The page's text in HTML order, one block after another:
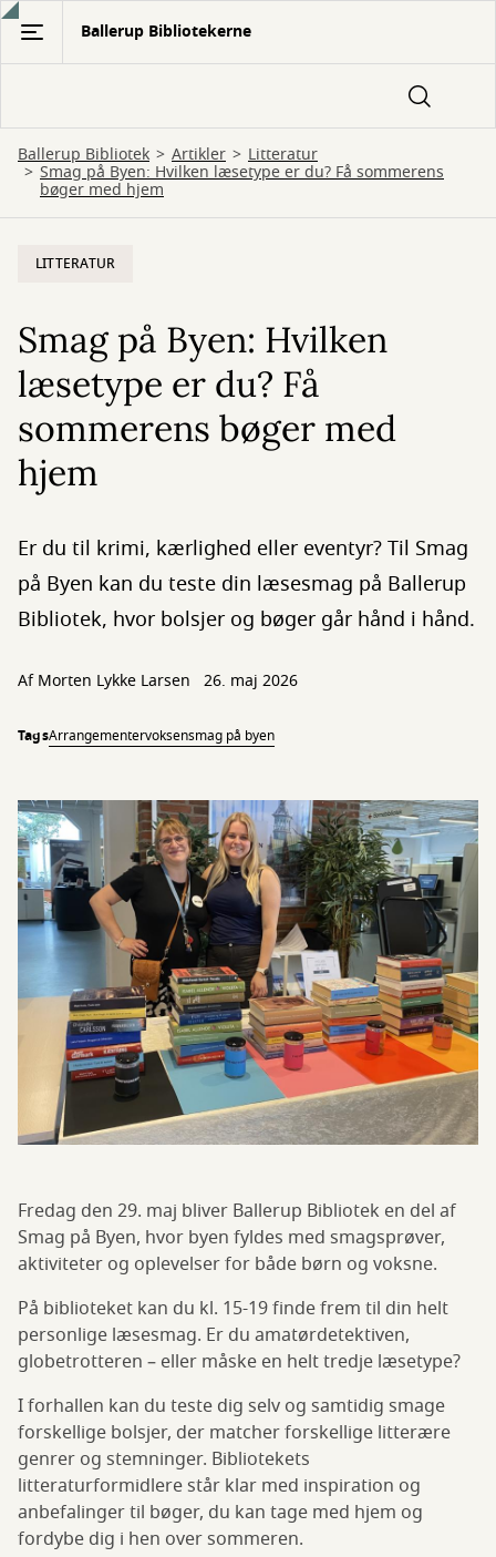
Gå
hovedindhold
Ballerup Bibliotekerne
Ballerup Bibliotek Artikler Litteratur
Smag på Byen: Hvilken læsetype er du? Få sommerens
bøger med hjem
LITTERATUR
Smag på Byen: Hvilken
læsetype er du? Få
sommerens bøger med
hjem
Er du til krimi, kærlighed eller eventyr? Til Smag
på Byen kan du teste din læsesmag på Ballerup
Bibliotek, hvor bolsjer og bøger går hånd i hånd.
AfMorten Lykke Larsen 26. maj 2026
TagsArrangementervoksensmag på byen
Fredag den 29. maj bliver Ballerup Bibliotek en del af
Smag på Byen, hvor byen fyldes med smagsprøver,
aktiviteter og oplevelser for både børn og voksne.
På biblioteket kan du kl. 15-19 finde frem til din helt
personlige læsesmag. Er du amatørdetektiven,
globetrotteren – eller måske en helt tredje læsetype?
I forhallen kan du teste dig selv og samtidig smage
forskellige bolsjer, der matcher forskellige litterære
genrer og stemninger. Bibliotekets
litteraturformidlere står klar med inspiration og
anbefalinger til bøger, du kan tage med hjem og
fordybe dig i hen over sommeren.